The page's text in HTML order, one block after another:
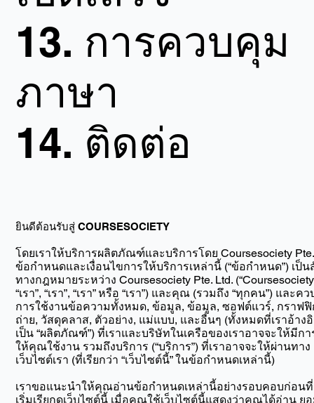
13. การควบคุม
ภาษา
14. ติดต่อ
ยินดีต้อนรับสู่ COURSESOCIETY
โดยเราให้บริการผลิตภัณฑ์และบริการโดย Coursesociety
ข้อกำหนดและเงื่อนไขการให้บริการเหล่านี้ (“ข้อกำหนด”) เป็
ทางกฎหมายระหว่าง Coursesociety Pte. Ltd.
“เรา”, “เรา”, “เรา” หรือ “เรา”) และคุณ (รวมถึง “ทุกคน”) และค
การใช้งานข้อความทั้งหมด, ข้อมูล, ข้อมูล, ซอฟต์แวร์, กราฟฟิ
ถ่าย, วัสดุคลาส, ตัวอย่าง, แม่แบบ, และอื่นๆ (ทั้งหมดที่เราอ้าง
เป็น “ผลิตภัณฑ์”) ที่เราและบริษัทในเครือของเราอาจจะให้มีกา
ให้คุณใช้งาน รวมถึงบริการ (“บริการ”) ที่เราอาจจะให้ผ่านทาง
เว็บไซต์เรา (ที่เรียกว่า “เว็บไซต์นี้” ในข้อกำหนดเหล่านี้)
เราขอแนะนำให้คุณอ่านข้อกำหนดเหล่านี้อย่างรอบคอบก่อน
เริ่มเรียกดูเว็บไซต์นี้ เมื่อคุณใช้เว็บไซต์นี้แสดงว่าคุณได้อ่าน ย